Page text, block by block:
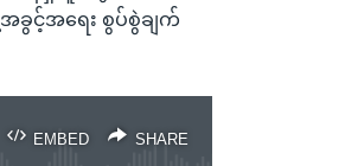
င့်အရေး စွပ်စွဲချက်
EMBED SHARE